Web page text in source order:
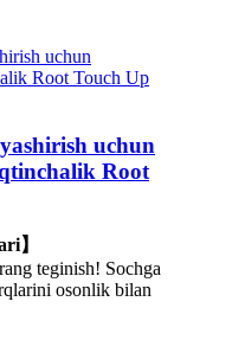
uchun
Root
】
teginish! Sochga
osonlik bilan